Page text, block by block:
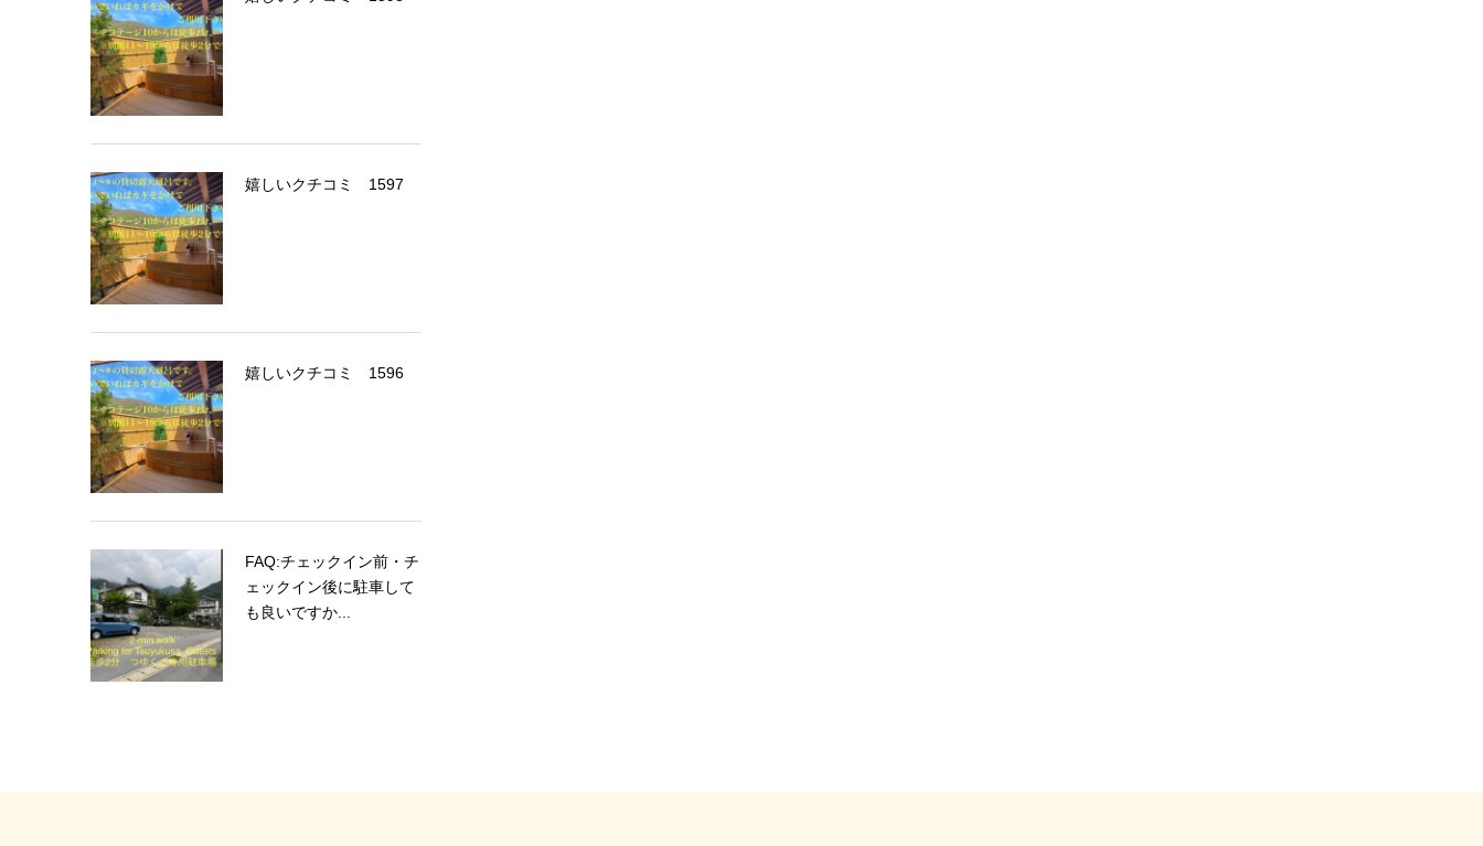
嬉しいクチコミ 1597
嬉しいクチコミ 1596
FAQ:チェックイン前・チ
ェックイン後に駐車して
も良いですか...